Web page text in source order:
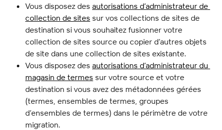
Vous disposez des autorisations d’administrateur de
collection de sites sur vos collections de sites de
destination si vous souhaitez fusionner votre
collection de sites source ou copier d’autres objets
de site dans une collection de sites existante.
Vous disposez des autorisations d’administrateur du
magasin de termes sur votre source et votre
destination si vous avez des métadonnées gérées
(termes, ensembles de termes, groupes
d’ensembles de termes) dans le périmètre de votre
migration.